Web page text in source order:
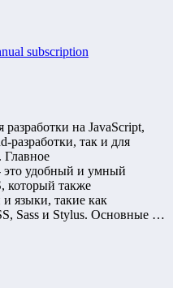
subscription
разработки на JavaScript,
разработки, так и для
Главное
это удобный и умный
который также
языки, такие как
Sass и Stylus. Основные …